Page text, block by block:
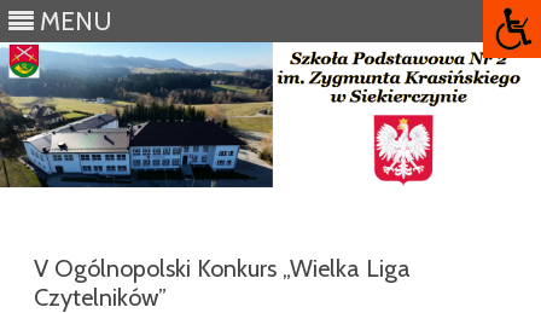
MENU
V Ogólnopolski Konkurs „Wielka Liga
Czytelników”